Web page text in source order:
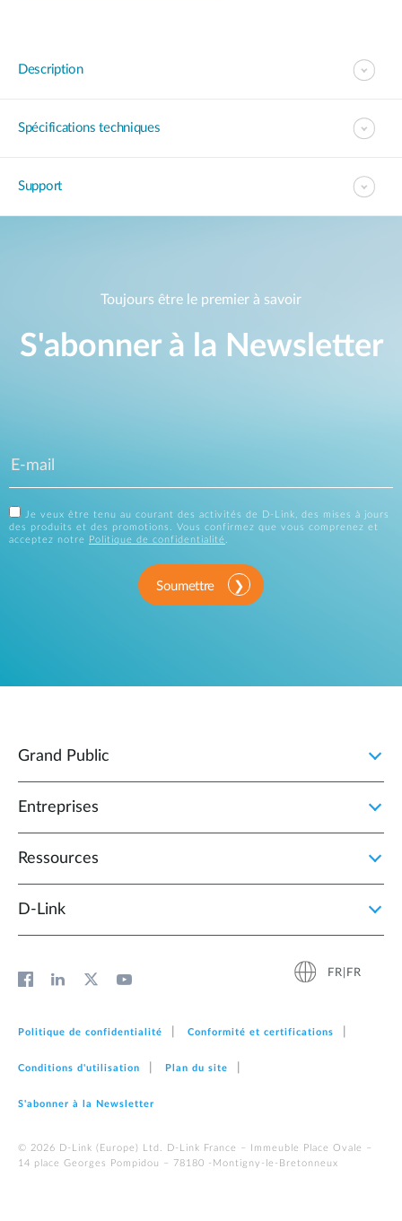
Description
Spécifications techniques
Support
Toujours être le premier à savoir
S'abonner à la Newsletter
Je veux être tenu au courant des activités de D-Link, des mises à jours
des produits et des promotions. Vous confirmez que vous comprenez et
acceptez notre
Politique de confidentialité.
Soumettre
Grand Public
Entreprises
Ressources
D‑Link
FR|FR
Politique de confidentialité Conformité et certifications
Conditions d'utilisation Plan du site
S'abonner à la Newsletter
© 2026 D‑Link (Europe) Ltd. D-Link France – Immeuble Place Ovale –
14 place Georges Pompidou – 78180 -Montigny-le-Bretonneux